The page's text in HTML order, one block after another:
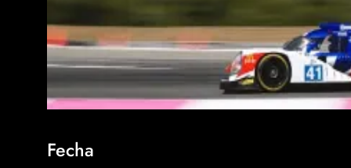
Fecha